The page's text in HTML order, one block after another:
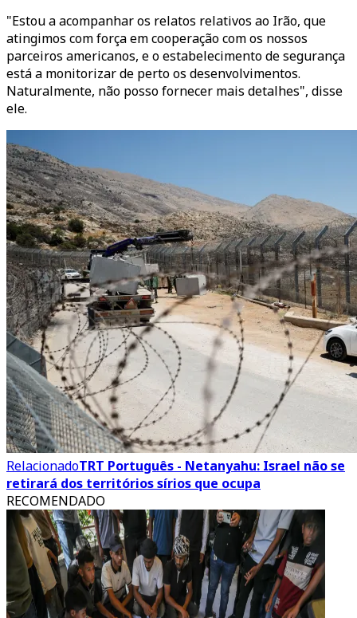
"Estou a acompanhar os relatos relativos ao Irão, que
atingimos com força em cooperação com os nossos
parceiros americanos, e o estabelecimento de segurança
está a monitorizar de perto os desenvolvimentos.
Naturalmente, não posso fornecer mais detalhes", disse
ele.
RelacionadoTRT Português - Netanyahu: Israel não se
retirará dos territórios sírios que ocupa
RECOMENDADO